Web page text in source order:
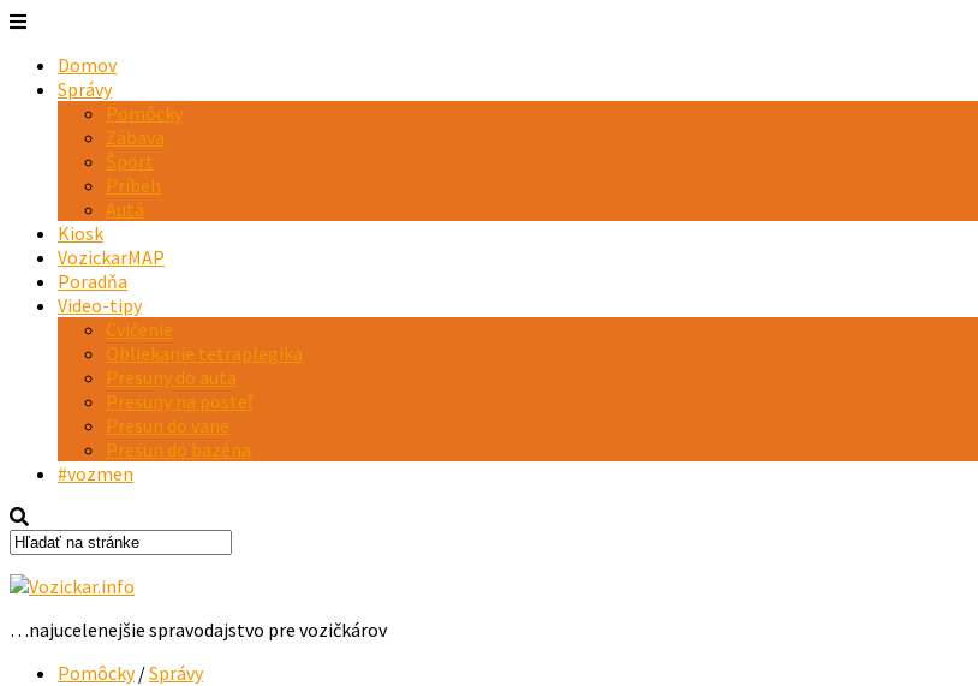
Domov
Správy
Pomôcky
Zábava
Šport
Príbeh
Autá
Kiosk
VozickarMAP
Poradňa
Video-tipy
Cvičenie
Obliekanie tetraplegika
Presuny do auta
Presuny na posteľ
Presun do vane
Presun do bazéna
#vozmen
…najucelenejšie spravodajstvo pre vozičkárov
Pomôcky /Správy